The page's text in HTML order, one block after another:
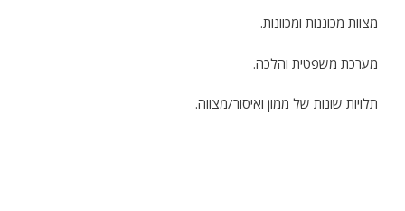
מצוות מכוננות ומכוונות.
מערכת משפטית והלכה.
תלויות שונות של ממון ואיסור/מצווה.